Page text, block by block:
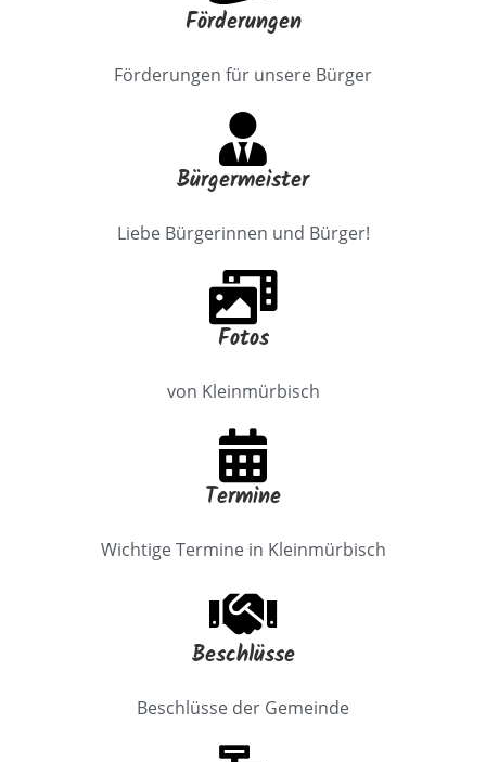
Förderungen
Förderungen für unsere Bürger
Bürgermeister
Liebe Bürgerinnen und Bürger!
Fotos
von Kleinmürbisch
Termine
Wichtige Termine in Kleinmürbisch
Beschlüsse
Beschlüsse der Gemeinde